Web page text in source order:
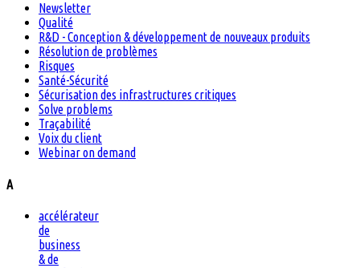
Newsletter
Qualité
R&D - Conception & développement de nouveaux produits
Résolution de problèmes
Risques
Santé-Sécurité
Sécurisation des infrastructures critiques
Solve problems
Traçabilité
Voix du client
Webinar on demand
A
accélérateur
de
business
& de